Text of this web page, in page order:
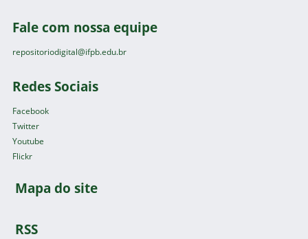
Fale com nossa equipe
repositoriodigital@ifpb.edu.br
Redes Sociais
Facebook
Twitter
Youtube
Flickr
Mapa do site
RSS